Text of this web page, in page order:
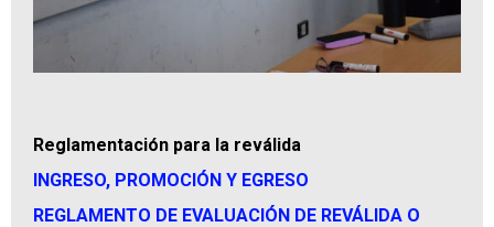
Reglamentación para la reválida
INGRESO, PROMOCIÓN Y EGRESO
REGLAMENTO DE EVALUACIÓN DE REVÁLIDA O